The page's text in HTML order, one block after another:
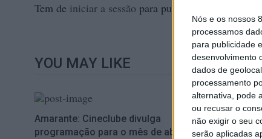
Nós e os nossos
processamos
para publicidade
desenvolvimento
dados de
processamento
alternativa, pode
ou recusar o
não exigir o seu
serão aplicadas
dinamização e promoção turística da
Sousa e cofinanciada pelo Norte
Europeu de Desenvolvimento Regional.
Tem de iniciar a sessão para publicar um comentário.
YOU MAY LIKE
Amarante: Cineclube divulga
programação para o mês de abril
Quatro